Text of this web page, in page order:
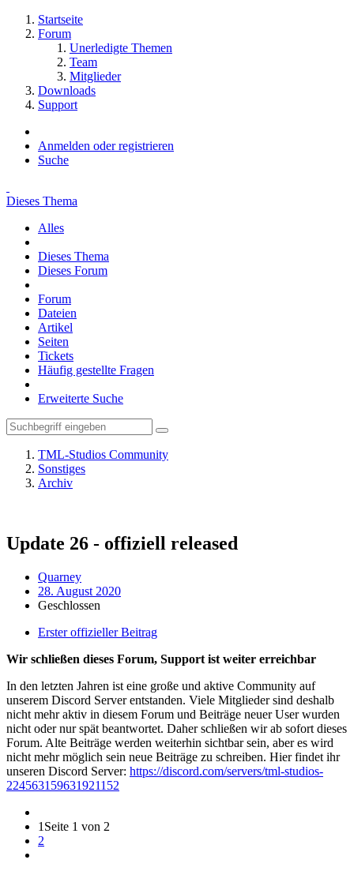
Startseite
Forum
Unerledigte Themen
Team
Mitglieder
Downloads
Support
Anmelden oder registrieren
Suche
Dieses Thema
Alles
Dieses Thema
Dieses Forum
Forum
Dateien
Artikel
Seiten
Tickets
Häufig gestellte Fragen
Erweiterte Suche
TML-Studios Community
Sonstiges
Archiv
Update 26 - offiziell released
Quarney
28. August 2020
Geschlossen
Erster offizieller Beitrag
Wir schließen dieses Forum, Support ist weiter erreichbar
In den letzten Jahren ist eine große und aktive Community auf
unserem Discord Server entstanden. Viele Mitglieder sind deshalb
nicht mehr aktiv in diesem Forum und Beiträge neuer User wurden
nicht oder nur spät beantwortet. Daher schließen wir ab sofort dieses
Forum. Alte Beiträge werden weiterhin sichtbar sein, aber es wird
nicht mehr möglich sein neue Beiträge zu schreiben. Hier findet ihr
unseren Discord Server: https://discord.com/servers/tml-studios-
224563159631921152
1 Seite 1 von 2
2